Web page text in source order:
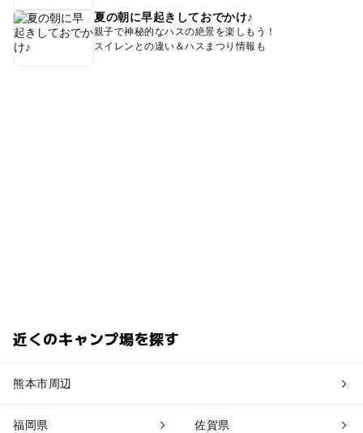
夏の朝に早起きしておでかけ♪
親子で神秘的なハスの絶景を楽しもう！
スイレンとの違い＆ハスまつり情報も
近くのキャンプ場を探す
熊本市周辺
福岡県 佐賀県